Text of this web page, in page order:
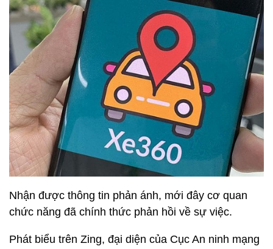
Nhận được thông tin phản ánh, mới đây cơ quan
chức năng đã chính thức phản hồi về sự việc.
Phát biểu trên Zing, đại diện của Cục An ninh mạng